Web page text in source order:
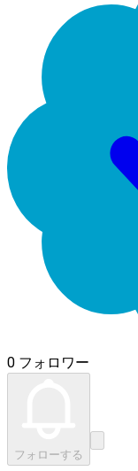
0 フォロワー
フォローする